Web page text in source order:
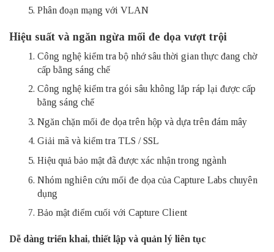
Phân đoạn mạng với VLAN
Hiệu suất và ngăn ngừa mối đe dọa vượt trội
Công nghệ kiểm tra bộ nhớ sâu thời gian thực đang chờ
cấp bằng sáng chế
Công nghệ kiểm tra gói sâu không lắp ráp lại được cấp
bằng sáng chế
Ngăn chặn mối đe dọa trên hộp và dựa trên đám mây
Giải mã và kiểm tra TLS / SSL
Hiệu quả bảo mật đã được xác nhận trong ngành
Nhóm nghiên cứu mối đe dọa của Capture Labs chuyên
dụng
Bảo mật điểm cuối với Capture Client
Dễ dàng triển khai, thiết lập và quản lý liên tục